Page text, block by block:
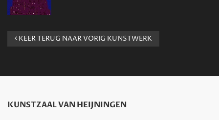
KEER TERUG NAAR VORIG KUNSTWERK
KUNSTZAAL VAN HEIJNINGEN